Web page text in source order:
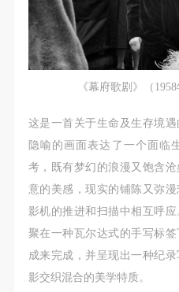
《幕府歌剧》（
这是一首关于生命及生存境
隐喻的画面表达了一个面临
考，既有梦幻的浪漫又饱含
意的美感，现实的铺陈又弥
影机的推进和扫描中相互呼
聚在一种瓦尔达式的手写标
成来完成，并呈现出一种纪
影交织混合的美学特质。
（2）、本协议自甲乙双
起生效。
（3）、本协议包括纸质
份，甲乙双方各执一份，
活动参与者意味着接受并
同意者意味着放弃参加此
活动前，必须事先与自己
意，同时知晓并同意本免
后，视作其家属也已知晓
我已认真阅读上述条款，
（2）、本协议自甲乙双
起生效。
（3）、本协议包括纸质
份，甲乙双方各执一份，
活动参与者意味着接受并
同意者意味着放弃参加此
活动前，必须事先与自己
意，同时知晓并同意本免
后，视作其家属也已知晓
我已认真阅读上述条款，
（2）、本协议自甲乙双
起生效。
（3）、本协议包括纸质
份，甲乙双方各执一份，
活动参与者意味着接受并
同意者意味着放弃参加此
活动前，必须事先与自己
意，同时知晓并同意本免
后，视作其家属也已知晓
我已认真阅读上述条款，